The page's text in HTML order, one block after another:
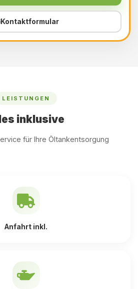
Kontaktformular
LEISTUNGEN
inklusive
für Ihre Öltankentsorgung
Anfahrt inkl.